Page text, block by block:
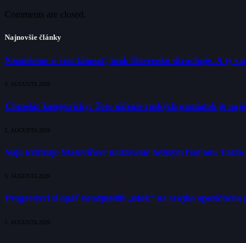
Comments are closed.
Najnovšie články
Nemôžeme si viac klamať, inak Slovensko skrachuje. A ty
5. AUGUSTA 2026
Chmelár kategoricky: Toto ničenie ruských pamiatok je
5. AUGUSTA 2026
Suja kritizuje Matovičove nadávanie bežným ľuďom: Takto
5. AUGUSTA 2026
Progresívci si opäť neodpustili „útok“ na svojho
5. AUGUSTA 2026